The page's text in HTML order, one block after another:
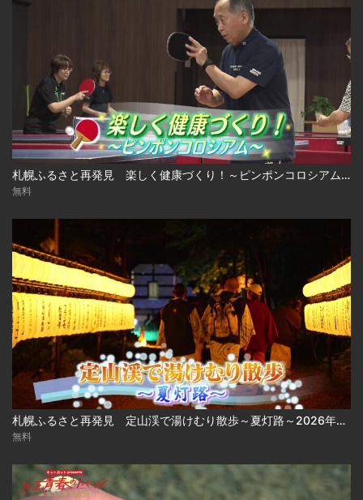
札幌ふるさと再発見 楽しく健康づくり！～ピンポンコロシアム～2026年7月11日放送
無料
札幌ふるさと再発見 定山渓で湯けむり散歩～夏灯路～2026年7月4日放送
無料